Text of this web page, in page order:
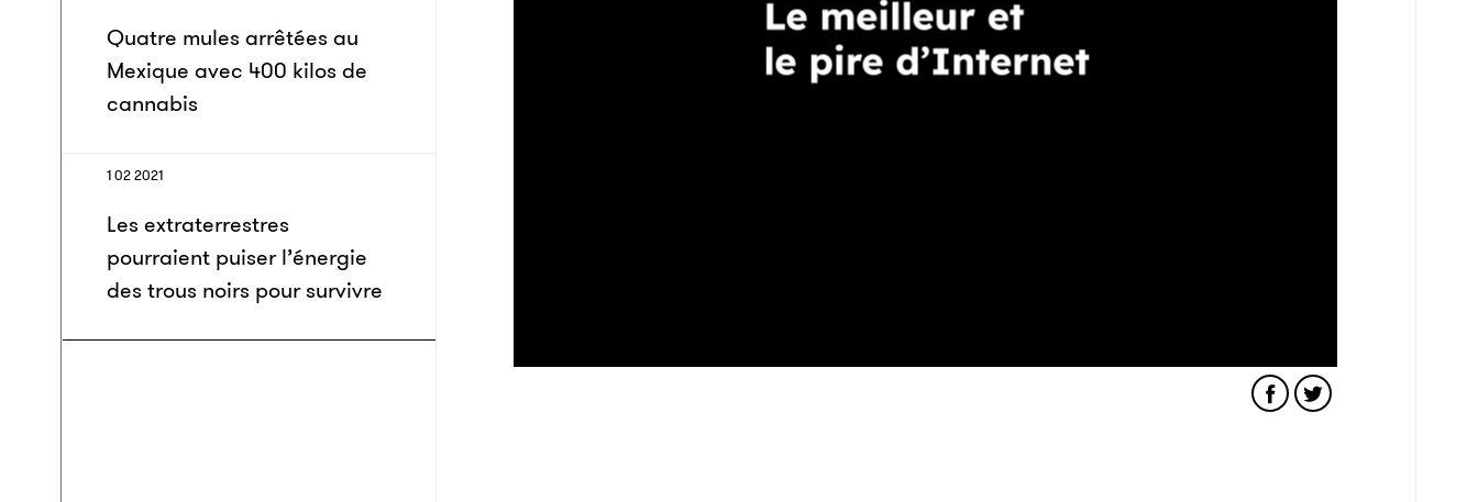
Quatre mules arrêtées au
Mexique avec 400 kilos de
cannabis
1 02 2021
Les extraterrestres
pourraient puiser l’énergie
des trous noirs pour survivre